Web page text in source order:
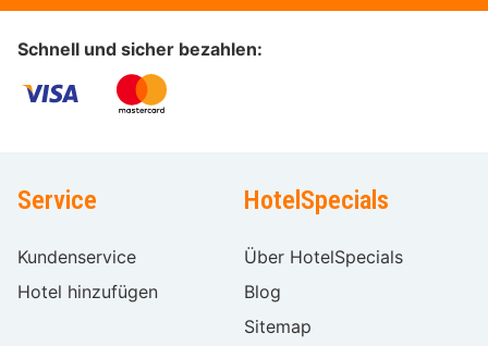
Schnell und sicher bezahlen:
Service
Kundenservice
Hotel hinzufügen
HotelSpecials
Über HotelSpecials
Blog
Sitemap